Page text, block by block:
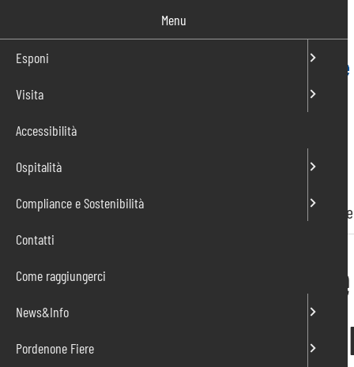
contenuto
IT
Home»News» Collaborazione tra Pordenone
Fiere e
Menu
Esponi
Visita
Accessibilità
Ospitalità
Compliance e Sostenibilità
Contatti
Come raggiungerci
News&Info
Pordenone Fiere